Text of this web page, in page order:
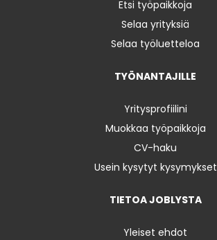
Etsi työpaikkoja
Selaa yrityksiä
Selaa työluetteloa
TYÖNANTAJILLE
Yritysprofiilini
Muokkaa työpaikkoja
CV-haku
Usein kysytyt kysymykset
TIETOA JOBLYSTA
Yleiset ehdot